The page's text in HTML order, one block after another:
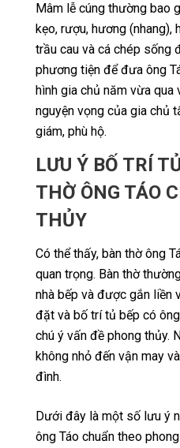
Mâm lễ cúng thường bao
kẹo, rượu, hương (nhang),
trầu cau và cá chép sống
phương tiện để đưa ông
hình gia chủ năm vừa qua
nguyện vọng của gia chủ
giám, phù hộ.
LƯU Ý BỐ TRÍ
THỜ ÔNG TÁO
THỦY
Có thể thấy, bàn thờ ông
quan trọng. Bàn thờ
nhà bếp và được gắn liền
đặt và bố trí tủ bếp có
chú ý vấn đề phong thủy.
không nhỏ đến vận may
đình.
Dưới đây là một số lưu ý
ông Táo chuẩn theo